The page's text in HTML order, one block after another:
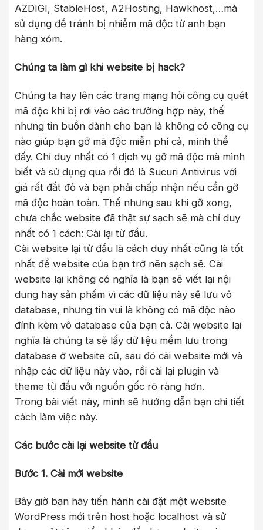
AZDIGI, StableHost, A2Hosting, Hawkhost,…mà
sử dụng để tránh bị nhiễm mã độc từ anh bạn
hàng xóm.
Chúng ta làm gì khi website bị hack?
Chúng ta hay lên các trang mạng hỏi công cụ quét
mã độc khi bị rơi vào các trường hợp này, thế
nhưng tin buồn dành cho bạn là không có công cụ
nào giúp bạn gỡ mã độc miễn phí cả, mình thề
đấy. Chỉ duy nhất có 1 dịch vụ gỡ mã độc mà mình
biết và sử dụng qua rồi đó là Sucuri Antivirus với
giá rất đắt đỏ và bạn phải chấp nhận nếu cần gỡ
mã độc hoàn toàn. Thế nhưng sau khi gỡ xong,
chưa chắc website đã thật sự sạch sẽ mà chỉ duy
nhất có 1 cách: Cài lại từ đầu.
Cài website lại từ đầu là cách duy nhất cũng là tốt
nhất để website của bạn trở nên sạch sẽ. Cài
website lại không có nghĩa là bạn sẽ viết lại nội
dung hay sản phẩm vì các dữ liệu này sẽ lưu vô
database, nhưng tin vui là không có mã độc nào
đính kèm vô database của bạn cả. Cài website lại
nghĩa là chúng ta sẽ lấy dữ liệu mềm lưu trong
database ở website cũ, sau đó cài website mới và
nhập các dữ liệu này vào, rồi cài lại plugin và
theme từ đầu với nguồn gốc rõ ràng hơn.
Trong bài viết này, mình sẽ hướng dẫn bạn chi tiết
cách làm việc này.
Các bước cài lại website từ đầu
Bước 1. Cài mới website
Bây giờ bạn hãy tiến hành cài đặt một website
WordPress mới trên host hoặc localhost và sử